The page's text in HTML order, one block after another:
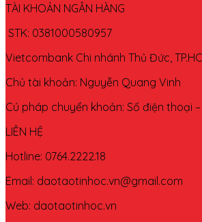
TÀI KHOẢN NGÂN HÀNG
STK: 0381000580957
Vietcombank Chi nhánh Thủ Đức,
Chủ tài khoản: Nguyễn Quang Vinh
Cú pháp chuyển khoản: Số điện thoại
LIÊN HỆ
Hotline: 0764.2222.18
Email: daotaotinhoc.vn@gmail.com
Web: daotaotinhoc.vn